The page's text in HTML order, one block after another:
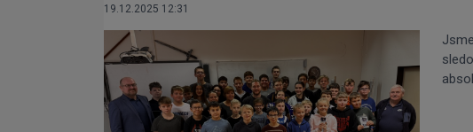
19.12.2025 12:31